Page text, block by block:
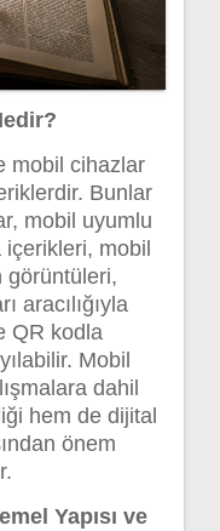
mobil cihazlar
Bunlar
mobil uyumlu
mobil
görüntüleri,
aracılığıyla
QR kodla
Mobil
dahil
hem de dijital
önem
Yapısı ve